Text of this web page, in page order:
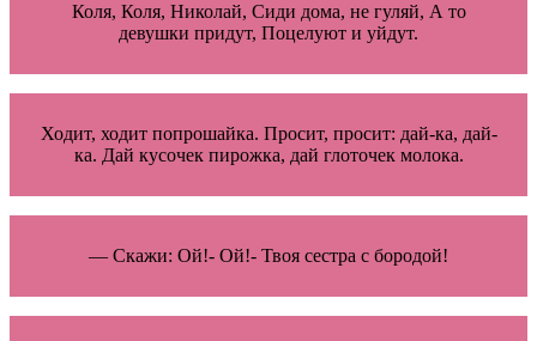
Коля, Коля, Николай, Сиди дома, не гуляй, А то
девушки придут, Поцелуют и уйдут.
Ходит, ходит попрошайка. Просит, просит: дай-ка, дай-
ка. Дай кусочек пирожка, дай глоточек молока.
— Скажи: Ой!- Ой!- Твоя сестра с бородой!